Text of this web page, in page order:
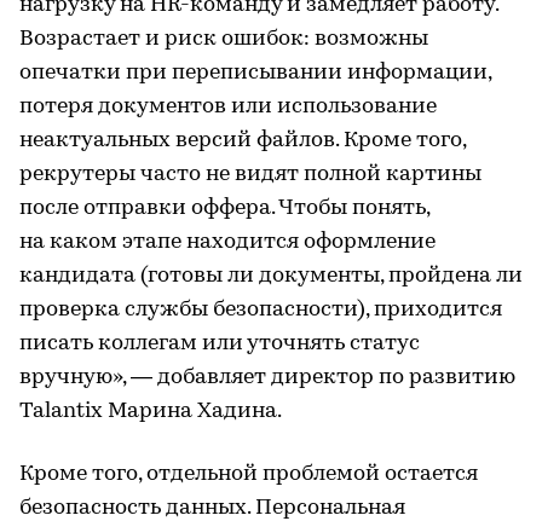
нагрузку на HR-команду и замедляет работу.
Возрастает и риск ошибок: возможны
опечатки при переписывании информации,
потеря документов или использование
неактуальных версий файлов. Кроме того,
рекрутеры часто не видят полной картины
после отправки оффера. Чтобы понять,
на каком этапе находится оформление
кандидата (готовы ли документы, пройдена ли
проверка службы безопасности), приходится
писать коллегам или уточнять статус
вручную», — добавляет директор по развитию
Talantix Марина Хадина.
Кроме того, отдельной проблемой остается
безопасность данных. Персональная